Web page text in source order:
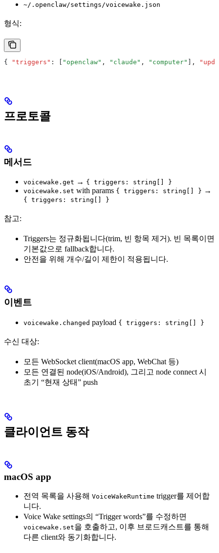
~/.openclaw/settings/voicewake.json
형식:
{ "triggers" : "openclaw" , "claude" , "computer" ,
프로토콜
메서드
voicewake.get → { triggers: string[] }
voicewake.set with params { triggers: string[] } →
{ triggers: string[] }
참고:
Triggers는 정규화됩니다(trim, 빈 항목 제거). 빈 목록이면
기본값으로 fallback합니다.
안전을 위해 개수/길이 제한이 적용됩니다.
이벤트
voicewake.changed payload { triggers: string[] }
수신 대상:
모든 WebSocket client(macOS app, WebChat 등)
모든 연결된 node(iOS/Android), 그리고 node connect 시
초기 “현재 상태” push
클라이언트 동작
macOS app
전역 목록을 사용해 VoiceWakeRuntime trigger를 제어합
니다.
Voice Wake settings의 “Trigger words”를 수정하면
voicewake.set을 호출하고, 이후 브로드캐스트를 통해
다른 client와 동기화합니다.